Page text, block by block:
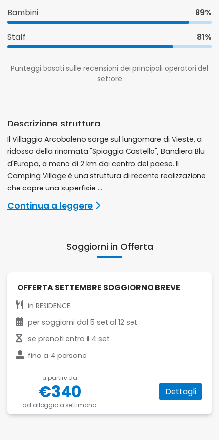
Bambini 89%
Staff 81%
Punteggi basati sulle recensioni dei principali operatori del
settore
Descrizione struttura
Il Villaggio Arcobaleno sorge sul lungomare di Vieste, a
ridosso della rinomata "Spiaggia Castello", Bandiera Blu
d'Europa, a meno di 2 km dal centro del paese. Il
Camping Village è una struttura di recente realizzazione
che copre una superficie ...
Continua a leggere
Soggiorni in Offerta
OFFERTA SETTEMBRE SOGGIORNO BREVE
in RESIDENCE
per soggiorni dal 5 set al 12 set
se prenoti entro il 4 set
fino a 4 persone
a partire da
€340
ad alloggio a settimana
Dettagli